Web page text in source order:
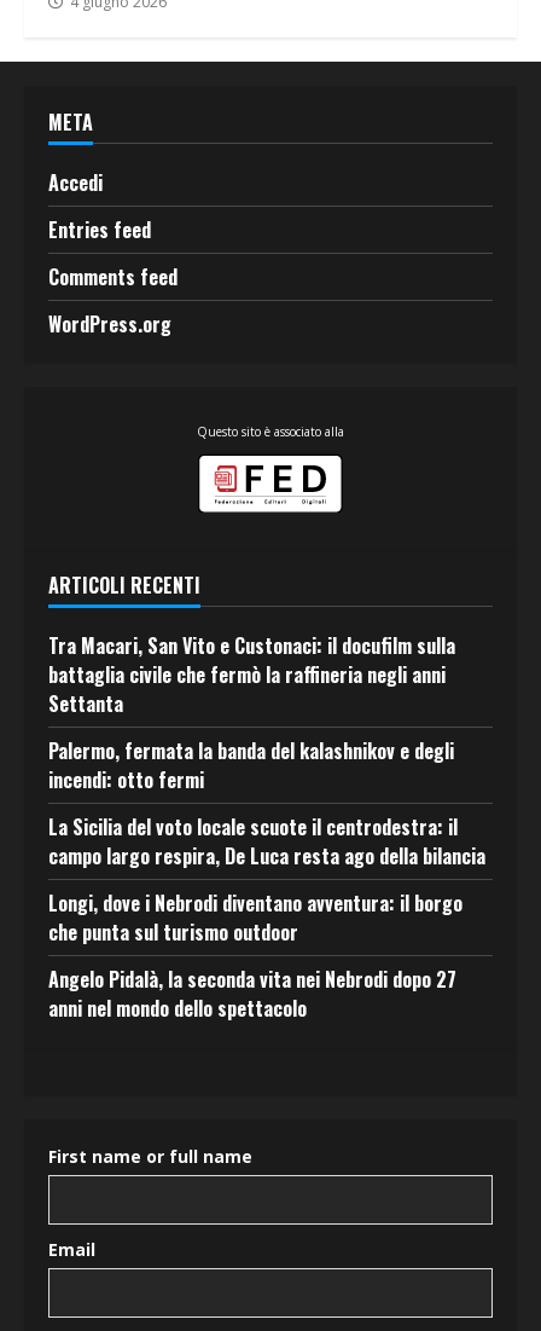
META
Accedi
Entries feed
Comments feed
WordPress.org
Questo sito è associato alla
ARTICOLI RECENTI
Tra Macari, San Vito e Custonaci: il docufilm sulla
battaglia civile che fermò la raffineria negli anni
Settanta
Palermo, fermata la banda del kalashnikov e degli
incendi: otto fermi
La Sicilia del voto locale scuote il centrodestra: il
campo largo respira, De Luca resta ago della bilancia
Longi, dove i Nebrodi diventano avventura: il borgo
che punta sul turismo outdoor
Angelo Pidalà, la seconda vita nei Nebrodi dopo 27
anni nel mondo dello spettacolo
First name or full name
Email